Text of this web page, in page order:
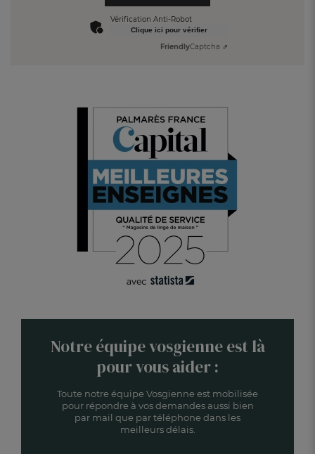
Vérification Anti-Robot
Clique ici pour vérifier
FriendlyCaptcha ⇗
Notre équipe vosgienne est là
pour vous aider :
Toute notre équipe Vosgienne est mobilisée
pour répondre à vos demandes aussi bien
par mail que par téléphone dans les
meilleurs délais.